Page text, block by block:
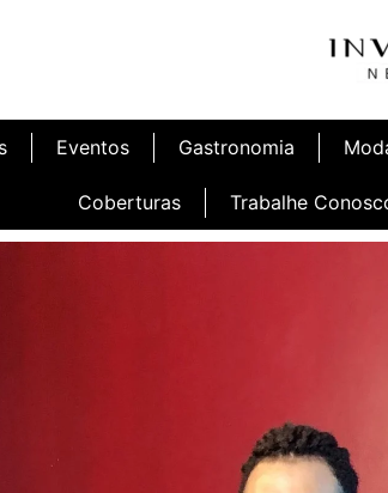
Eventos Gastronomia
Coberturas Trabalhe